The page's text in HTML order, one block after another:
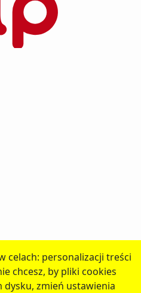
celach: personalizacji treści
chcesz, by pliki cookies
dysku, zmień ustawienia